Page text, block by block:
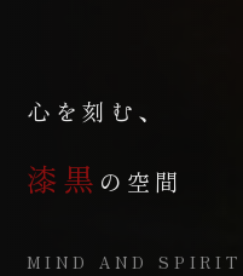
心を刻む、
漆黒 の空間
MIND AND SPIRIT